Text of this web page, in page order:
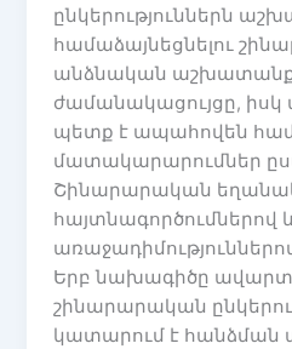
ընկերություններն
համաձայնեցնելու
անձնական
ժամանակացույցը,
պետք է ապահովեն
մատակարարումներ
Շինարարական
հայտնագործումներով
Երբ նախագիծը
շինարարական
կատարում է հանձման